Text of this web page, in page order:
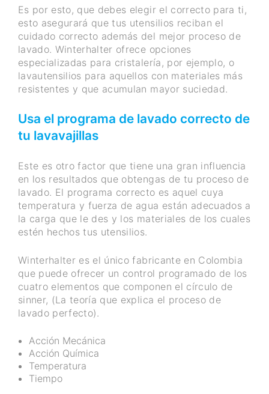
Es por esto, que debes elegir el correcto para ti,
esto asegurará que tus utensilios reciban el
cuidado correcto además del mejor proceso de
lavado. Winterhalter ofrece opciones
especializadas para cristalería, por ejemplo, o
lavautensilios para aquellos con materiales más
resistentes y que acumulan mayor suciedad.
Usa el programa de lavado correcto de
tu lavavajillas
Este es otro factor que tiene una gran influencia
en los resultados que obtengas de tu proceso de
lavado. El programa correcto es aquel cuya
temperatura y fuerza de agua están adecuados a
la carga que le des y los materiales de los cuales
estén hechos tus utensilios.
Winterhalter es el único fabricante en Colombia
que puede ofrecer un control programado de los
cuatro elementos que componen el círculo de
sinner, (La teoría que explica el proceso de
lavado perfecto).
Acción Mecánica
Acción Química
Temperatura
Tiempo